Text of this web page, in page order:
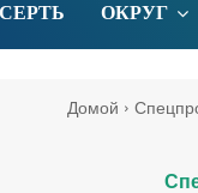
ОКРУГ
Домой